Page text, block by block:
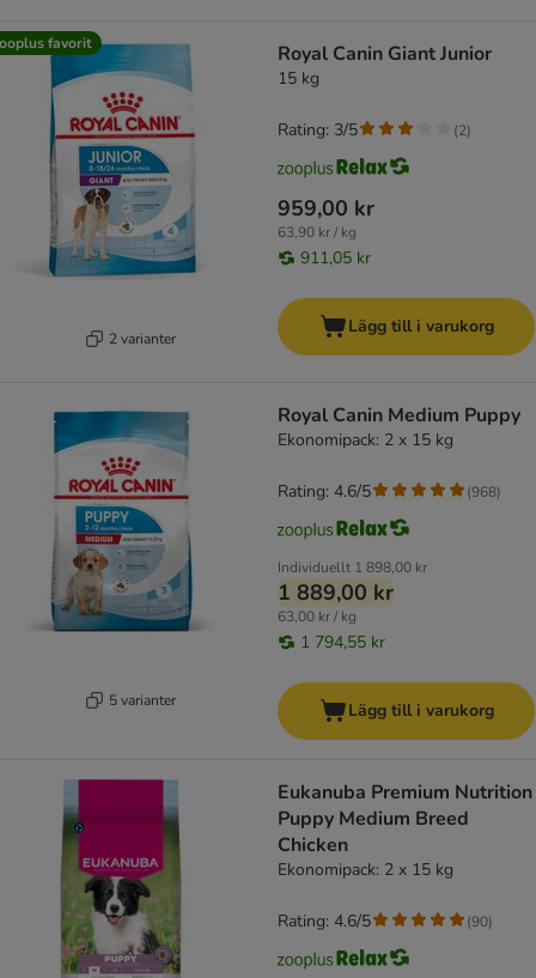
favorit
2 varianter
Royal Canin Giant Junior
15 kg
959,00 kr
63,90 kr / kg
911,05 kr
Rating: 3/5 (2)
Lägg till i varukorg
5 varianter
Royal Canin Medium Puppy
Ekonomipack: 2 x 15 kg
Individuellt 1 898,00 kr
1 889,00 kr
63,00 kr / kg
1 794,55 kr
Rating: 4.6/5 (968)
Lägg till i varukorg
Eukanuba Premium Nutrition
Puppy Medium Breed
Chicken
Ekonomipack: 2 x 15 kg
Rating: 4.6/5 (90)